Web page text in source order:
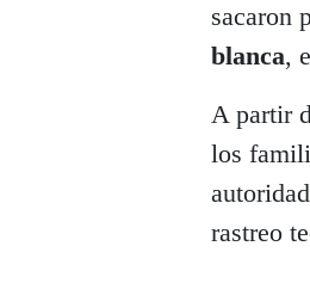
sacaron
blanca,
A partir
los
rastreo